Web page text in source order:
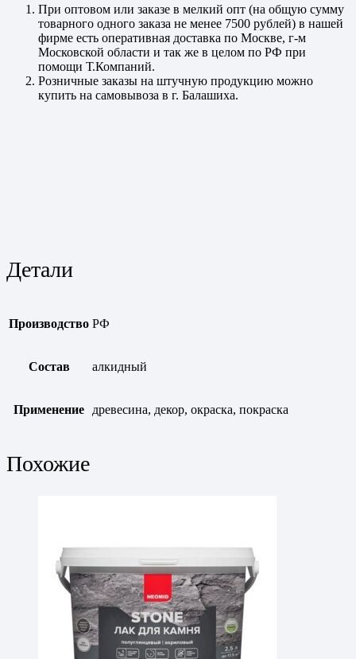
При оптовом или заказе в мелкий опт (на общую сумму
товарного одного заказа не менее 7500 рублей) в нашей
фирме есть оперативная доставка по Москве, г-м
Московской области и так же в целом по РФ при
помощи Т.Компаний.
Розничные заказы на штучную продукцию можно
купить на самовывоза в г. Балашиха.
Детали
Производство РФ
Состав алкидный
Применение древесина, декор, окраска, покраска
Похожие